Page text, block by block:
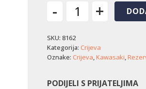
-
Kawasaki
(21/23/25
KS)
+
SKU: 8162
Kategorija: Crijeva
Oznake: Crijeva,Kawasaki,
PODIJELI S PRIJATELJIMA